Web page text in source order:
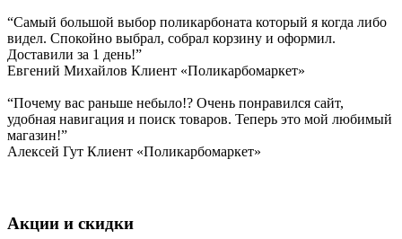
“Самый большой выбор поликарбоната который я когда либо
видел. Спокойно выбрал, собрал корзину и оформил.
Доставили за 1 день!”
Евгений Михайлов Клиент «Поликарбомаркет»
“Почему вас раньше небыло!? Очень понравился сайт,
удобная навигация и поиск товаров. Теперь это мой любимый
магазин!”
Алексей Гут Клиент «Поликарбомаркет»
Акции и скидки